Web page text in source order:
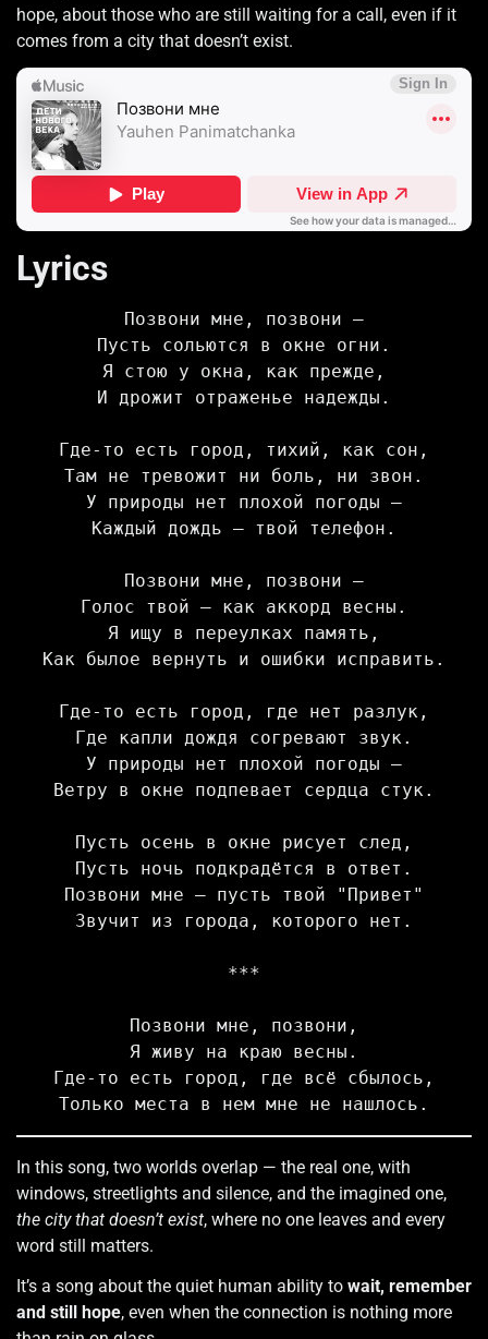
hope, about those who are still waiting for a call, even if it
comes from a city that doesn’t exist.
Lyrics
Позвони мне, позвони —
Пусть сольются в окне огни.
Я стою у окна, как прежде,
И дрожит отраженье надежды.
Где-то есть город, тихий, как сон,
Там не тревожит ни боль, ни звон.
У природы нет плохой погоды —
Каждый дождь — твой телефон.
Позвони мне, позвони —
Голос твой — как аккорд весны.
Я ищу в переулках память,
Как былое вернуть и ошибки исправить.
Где-то есть город, где нет разлук,
Где капли дождя согревают звук.
У природы нет плохой погоды —
Ветру в окне подпевает сердца стук.
Пусть осень в окне рисует след,
Пусть ночь подкрадётся в ответ.
Позвони мне — пусть твой "Привет"
Звучит из города, которого нет.
***
Позвони мне, позвони,
Я живу на краю весны.
Где-то есть город, где всё сбылось,
Только места в нем мне не нашлось.
In this song, two worlds overlap — the real one, with
windows, streetlights and silence, and the imagined one,
the city that doesn’t exist, where no one leaves and every
word still matters.
It’s a song about the quiet human ability to wait, remember
and still hope, even when the connection is nothing more